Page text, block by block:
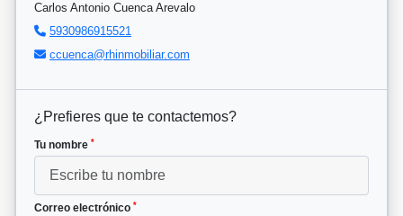
Carlos Antonio Cuenca Arevalo
5930986915521
ccuenca@rhinmobiliar.com
¿Prefieres que te contactemos?
Tu nombre *
Correo electrónico *